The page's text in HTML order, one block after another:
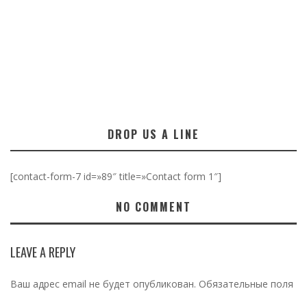
DROP US A LINE
[contact-form-7 id=»89″ title=»Contact form 1″]
NO COMMENT
LEAVE A REPLY
Ваш адрес email не будет опубликован. Обязательные поля